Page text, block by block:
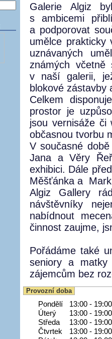
Galerie Algiz
s ambicemi
a podporovat
umělce prakticky
uznávaných
známých
v naší galerii,
blokové
Celkem
prostor je
jsou vernisáže či
občasnou tvorbu
V současné
Jana a Věry
exhibici. Dále
Měšťánka a
Algiz Gallery
návštěvníky
nabídnout
činnost zaujme,
Pořádáme také
seniory a matky
zájemcům bez
Provozní doba
Pondělí
13:00 - 19:00
Úterý
13:00 - 19:00
Středa
13:00 - 19:00
Čtvrtek
13:00 - 19:00